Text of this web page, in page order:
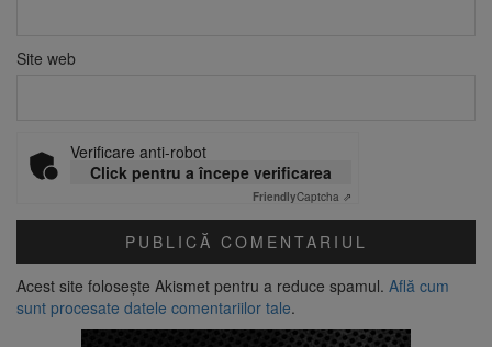
Site web
Verificare anti-robot
Click pentru a începe verificarea
FriendlyCaptcha ⇗
Acest site folosește Akismet pentru a reduce spamul. Află cum
sunt procesate datele comentariilor tale.